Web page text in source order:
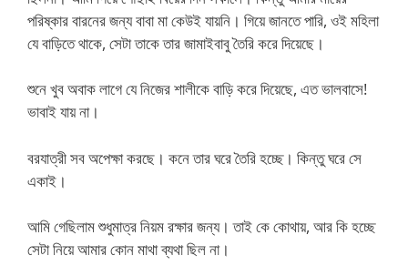
পরিষ্কার বারনের জন্য বাবা মা কেউই যায়নি। গিয়ে জানতে পারি, ওই মহিলা
যে বাড়িতে থাকে, সেটা তাকে তার জামাইবাবু তৈরি করে দিয়েছে।
শুনে খুব অবাক লাগে যে নিজের শালীকে বাড়ি করে দিয়েছে, এত ভালবাসে!
ভাবাই যায় না।
বরযাত্রী সব অপেক্ষা করছে। কনে তার ঘরে তৈরি হচ্ছে। কিন্তু ঘরে সে
একাই।
আমি গেছিলাম শুধুমাত্র নিয়ম রক্ষার জন্য। তাই কে কোথায়, আর কি হচ্ছে
সেটা নিয়ে আমার কোন মাথা ব্যথা ছিল না।